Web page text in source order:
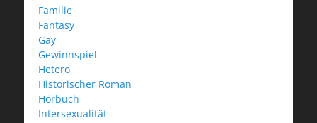
Familie
Fantasy
Gay
Gewinnspiel
Hetero
Historischer Roman
Hörbuch
Intersexualität